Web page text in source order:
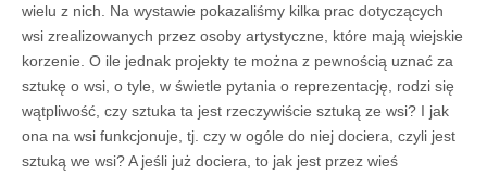
wielu z nich. Na wystawie pokazaliśmy kilka prac dotyczących
wsi zrealizowanych przez osoby artystyczne, które mają wiejskie
korzenie. O ile jednak projekty te można z pewnością uznać za
sztukę o wsi, o tyle, w świetle pytania o reprezentację, rodzi się
wątpliwość, czy sztuka ta jest rzeczywiście sztuką ze wsi? I jak
ona na wsi funkcjonuje, tj. czy w ogóle do niej dociera, czyli jest
sztuką we wsi? A jeśli już dociera, to jak jest przez wieś